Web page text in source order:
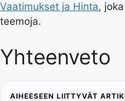
Vaatimukset ja Hinta,
teemoja.
Yhteenveto
AIHEESEEN LIITTYVÄT